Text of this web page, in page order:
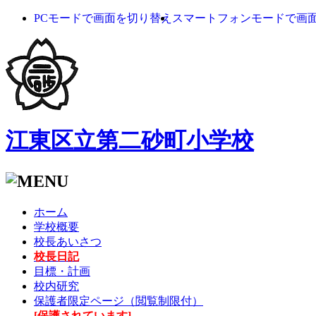
PCモードで画面を切り替え スマートフォンモードで画
江東区立第二砂町小学校
ホーム
学校概要
校長あいさつ
校長日記
目標・計画
校内研究
保護者限定ページ（閲覧制限付）